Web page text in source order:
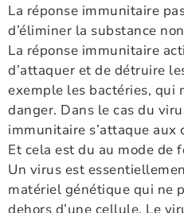
La réponse immunitaire
d’éliminer la substance
La réponse immunitaire
d’attaquer et de détruire
exemple les bactéries, qui
danger. Dans le cas du
immunitaire s’attaque aux
Et cela est du au mode de
Un virus est
matériel génétique qui ne
dehors d’une cellule. Le